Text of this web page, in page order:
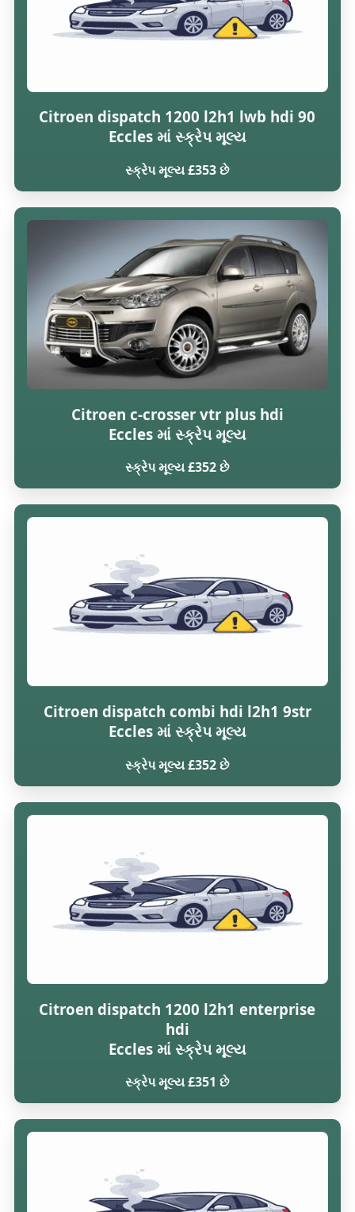
Citroen dispatch 1200 l2h1 lwb hdi 90
Eccles માં સ્ક્રેપ મૂલ્ય
સ્ક્રેપ મૂલ્ય £353 છે
Citroen c-crosser vtr plus hdi
Eccles માં સ્ક્રેપ મૂલ્ય
સ્ક્રેપ મૂલ્ય £352 છે
Citroen dispatch combi hdi l2h1 9str
Eccles માં સ્ક્રેપ મૂલ્ય
સ્ક્રેપ મૂલ્ય £352 છે
Citroen dispatch 1200 l2h1 enterprise
hdi
Eccles માં સ્ક્રેપ મૂલ્ય
સ્ક્રેપ મૂલ્ય £351 છે